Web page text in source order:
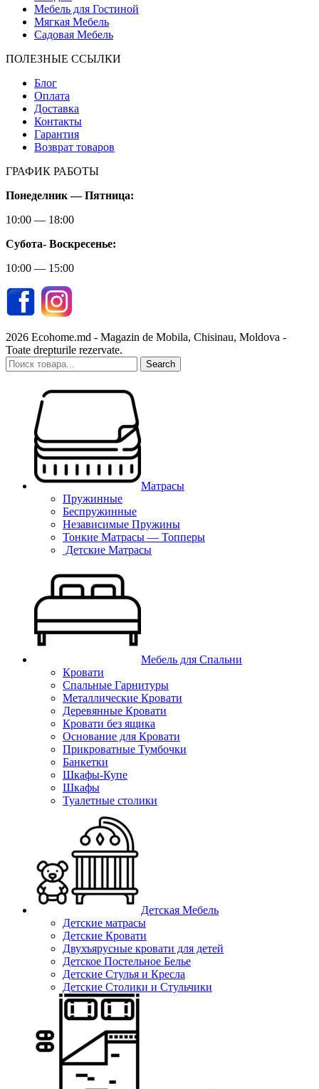
Мебель для Гостиной
Мягкая Мебель
Садовая Мебель
ПОЛЕЗНЫЕ ССЫЛКИ
Блог
Оплата
Доставка
Контакты
Гарантия
Возврат товаров
ГРАФИК РАБОТЫ
Понеделник — Пятница:
10:00 — 18:00
Субота- Воскресенье:
10:00 — 15:00
2026 Ecohome.md - Magazin de Mobila, Chisinau, Moldova -
Toate drepturile rezervate.
Search
Матрасы
Пружинные
Беспружинные
Независимые Пружины
Тонкие Матрасы — Топперы
Детские Матрасы
Мебель для Спальни
Кровати
Спальные Гарнитуры
Металлические Кровати
Деревянные Кровати
Кровати без ящика
Основание для Кровати
Прикроватные Тумбочки
Банкетки
Шкафы-Купе
Шкафы
Туалетные столики
Детская Мебель
Детские матрасы
Детские Кровати
Двухъярусные кровати для детей
Детское Постельное Белье
Детские Стулья и Кресла
Детские Столики и Стульчики